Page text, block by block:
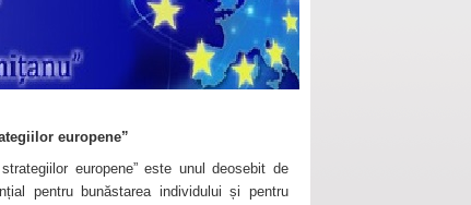
europene”
europene” este unul deosebit de
pentru bunăstarea individului și pentru